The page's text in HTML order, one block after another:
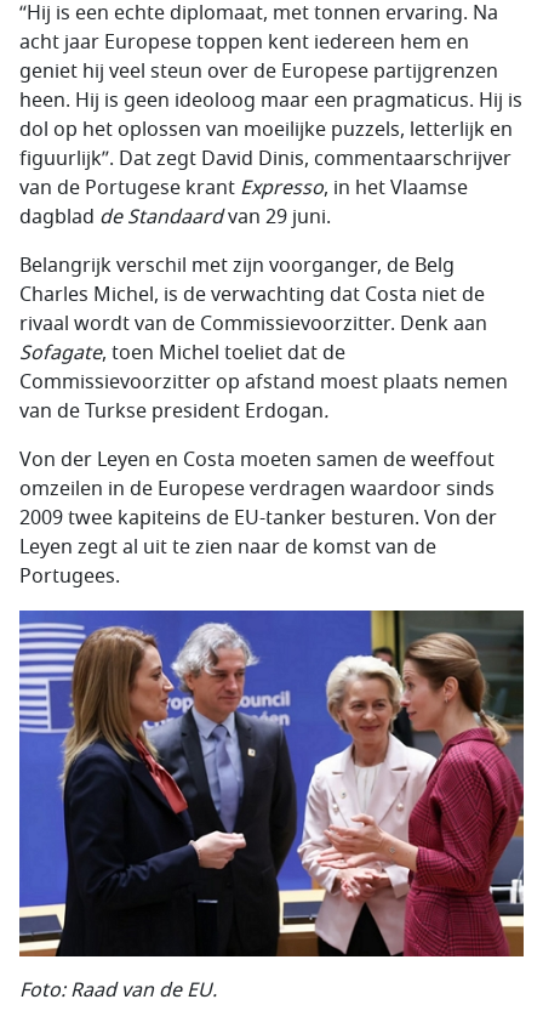
“Hij is een echte diplomaat, met tonnen ervaring. Na
acht jaar Europese toppen kent iedereen hem en
geniet hij veel steun over de Europese partijgrenzen
heen. Hij is geen ideoloog maar een pragmaticus. Hij is
dol op het oplossen van moeilijke puzzels, letterlijk en
figuurlijk”. Dat zegt David Dinis, commentaarschrijver
van de Portugese krant Expresso, in het Vlaamse
dagblad de Standaardvan 29 juni.
Belangrijk verschil met zijn voorganger, de Belg
Charles Michel, is de verwachting dat Costa niet de
rivaal wordt van de Commissievoorzitter. Denk aan
Sofagate, toen Michel toeliet dat de
Commissievoorzitter op afstand moest plaats nemen
van de Turkse president Erdogan.
Von der Leyen en Costa moeten samen de weeffout
omzeilen in de Europese verdragen waardoor sinds
2009 twee kapiteins de EU-tanker besturen. Von der
Leyen zegt al uit te zien naar de komst van de
Portugees.
Foto: Raad van de EU.